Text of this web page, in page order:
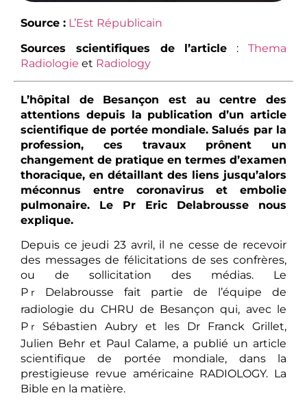
Source : L’Est Républicain
Sources scientifiques de l’article :Thema
Radiologie et Radiology
L’hôpital de Besançon est au centre des
attentions depuis la publication d’un article
scientifique de portée mondiale. Salués par la
profession, ces travaux prônent un
changement de pratique en termes d’examen
thoracique, en détaillant des liens jusqu’alors
méconnus entre coronavirus et embolie
pulmonaire. Le Pr Eric Delabrousse nous
explique.
Depuis ce jeudi 23 avril, il ne cesse de recevoir
des messages de félicitations de ses confrères,
ou de sollicitation des médias. Le
P r Delabrousse fait partie de l’équipe de
radiologie du CHRU de Besançon qui, avec le
P r Sébastien Aubry et les Dr Franck Grillet,
Julien Behr et Paul Calame, a publié un article
scientifique de portée mondiale, dans la
prestigieuse revue américaine RADIOLOGY. La
Bible en la matière.